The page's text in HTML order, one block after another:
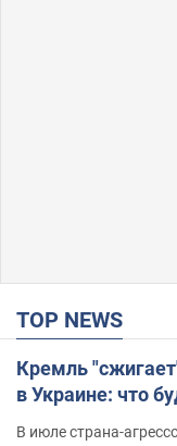
TOP NEWS
Кремль
в Украине: что
В июле страна-